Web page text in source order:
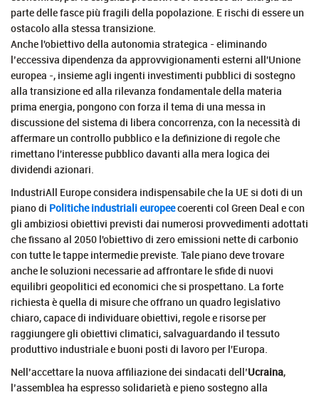
parte delle fasce più fragili della popolazione. E rischi di essere un
ostacolo alla stessa transizione.
Anche l'obiettivo della autonomia strategica - eliminando
l’eccessiva dipendenza da approvvigionamenti esterni all'Unione
europea -, insieme agli ingenti investimenti pubblici di sostegno
alla transizione ed alla rilevanza fondamentale della materia
prima energia, pongono con forza il tema di una messa in
discussione del sistema di libera concorrenza, con la necessità di
affermare un controllo pubblico e la definizione di regole che
rimettano l'interesse pubblico davanti alla mera logica dei
dividendi azionari.
IndustriAll Europe considera indispensabile che la UE si doti di un
piano di Politiche industriali europeecoerenti col Green Deal e con
gli ambiziosi obiettivi previsti dai numerosi provvedimenti adottati
che fissano al 2050 l'obiettivo di zero emissioni nette di carbonio
con tutte le tappe intermedie previste. Tale piano deve trovare
anche le soluzioni necessarie ad affrontare le sfide di nuovi
equilibri geopolitici ed economici che si prospettano. La forte
richiesta è quella di misure che offrano un quadro legislativo
chiaro, capace di individuare obiettivi, regole e risorse per
raggiungere gli obiettivi climatici, salvaguardando il tessuto
produttivo industriale e buoni posti di lavoro per l'Europa.
Nell’accettare la nuova affiliazione dei sindacati dell’Ucraina,
l’assemblea ha espresso solidarietà e pieno sostegno alla